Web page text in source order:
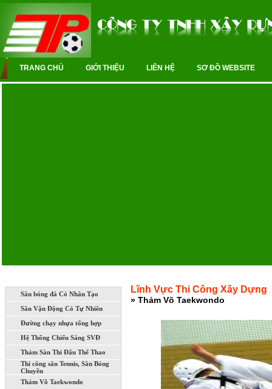
TRANG CHỦ GIỚI THIỆU LIÊN HỆ SƠ ĐỒ WEBSITE
Sân bóng đá Cỏ Nhân Tạo
Sân Vận Động Cỏ Tự Nhiên
Đường chạy nhựa tổng hợp
Hệ Thống Chiếu Sáng SVĐ
Thảm Sàn Thi Đấu Thể Thao
Thi công sân Tennis, Sân Bóng
Chuyền
Thảm Võ Taekwondo
Lĩnh Vực Thi Công Xây Dựng
» Thảm Võ Taekwondo